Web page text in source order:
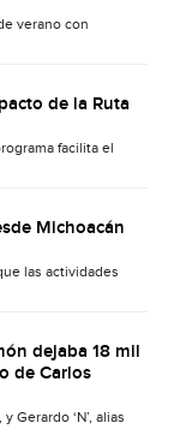
verano con
de la Ruta
facilita el
Michoacán
las actividades
dejaba 18 mil
de Carlos
Gerardo ‘N’, alias